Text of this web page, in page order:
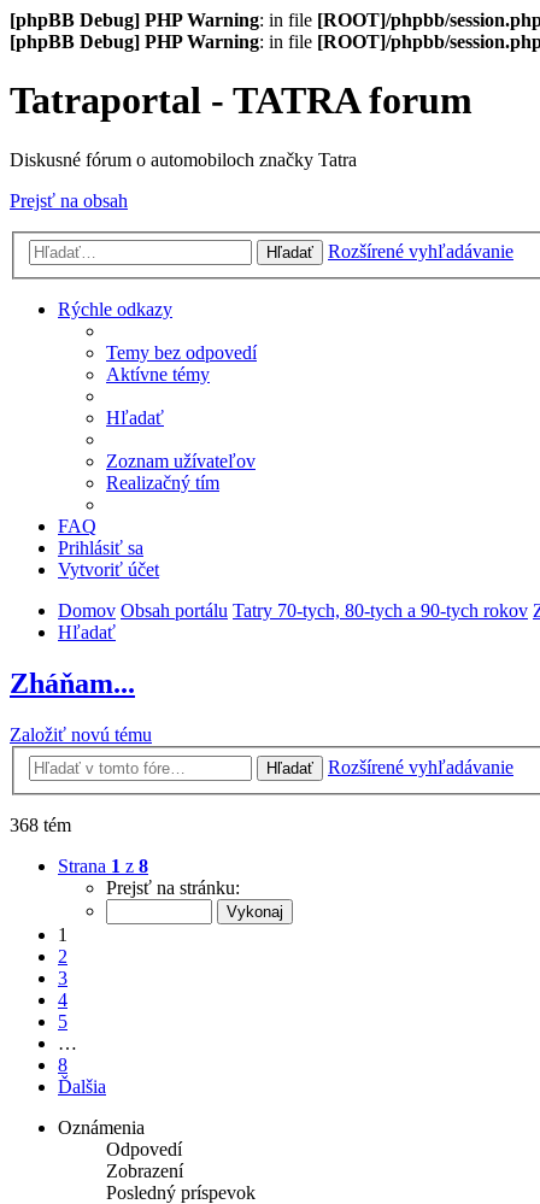
[phpBB Debug] PHP Warning: in file [ROOT]/phpbb/
[phpBB Debug] PHP Warning: in file [ROOT]/phpbb/
Tatraportal - TATRA forum
Diskusné fórum o automobiloch značky Tatra
Prejsť na obsah
Hľadať Rozšírené vyhľadávanie
Rýchle odkazy
Temy bez odpovedí
Aktívne témy
Hľadať
Zoznam užívateľov
Realizačný tím
FAQ
Prihlásiť sa
Vytvoriť účet
Domov Obsah portálu Tatry 70-tych, 80-tych a 90-tych rokov
Hľadať
Zháňam...
Založiť novú tému
Hľadať Rozšírené vyhľadávanie
368 tém
Strana 1 z 8
Prejsť na stránku:
1
2
3
4
5
…
8
Ďalšia
Oznámenia
Odpovedí
Zobrazení
Posledný príspevok